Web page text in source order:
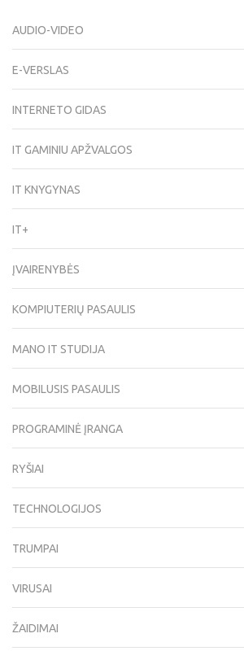
AUDIO-VIDEO
E-VERSLAS
INTERNETO GIDAS
IT GAMINIU APŽVALGOS
IT KNYGYNAS
IT+
ĮVAIRENYBĖS
KOMPIUTERIŲ PASAULIS
MANO IT STUDIJA
MOBILUSIS PASAULIS
PROGRAMINĖ ĮRANGA
RYŠIAI
TECHNOLOGIJOS
TRUMPAI
VIRUSAI
ŽAIDIMAI